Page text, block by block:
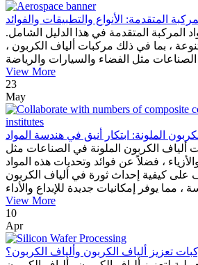
المتقدمة: الأنواع والتطبيقات والفوائد
المركبة المتقدمة في هذا الدليل الشامل.
، بما في ذلك مركبات ألياف الكربون ،
View More
23
May
الملونة: ابتكار أنيق في هندسة المواد
ألياف الكربون الملونة في الصناعات مثل
، فضلاً عن فوائد وتحديات هذه المواد
على كيفية إحداث ثورة في ألياف الكربون
View More
10
Apr
تعزيز ألياف الكربون وألياف الكربون؟